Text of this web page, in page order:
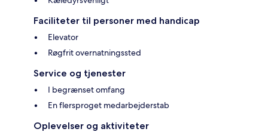
Faciliteter til personer med handicap
Elevator
Røgfrit overnatningssted
Service og tjenester
I begrænset omfang
En flersproget medarbejderstab
Oplevelser og aktiviteter